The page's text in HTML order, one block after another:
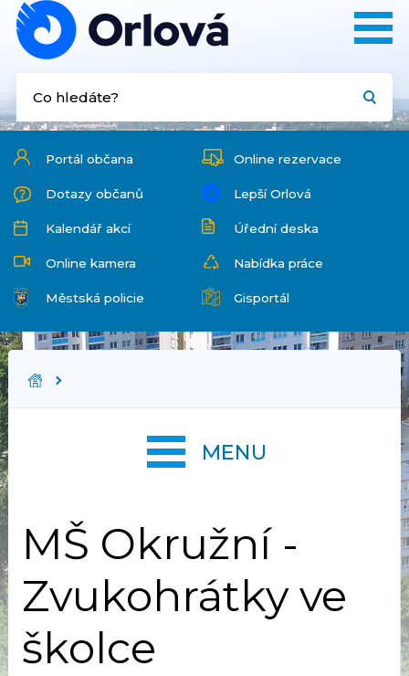
Portál občana Online rezervace
Dotazy občanů Lepší Orlová
Kalendář akcí Úřední deska
Online kamera Nabídka práce
Městská policie Gisportál
MŠ Okružní -
Zvukohrátky ve
školce
MENU